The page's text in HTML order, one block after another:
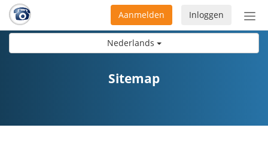
Nederlands
Inloggen
Aanmelden
Sitemap